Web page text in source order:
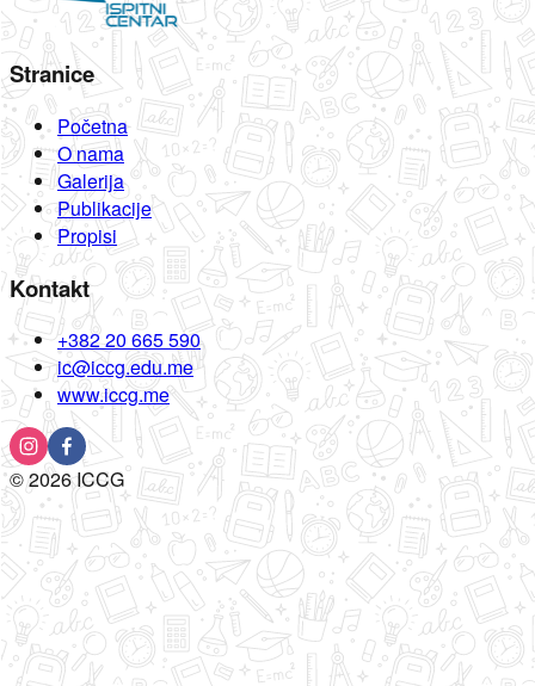
Stranice
Početna
O nama
Galerija
Publikacije
Propisi
Kontakt
+382 20 665 590
ic@iccg.edu.me
www.iccg.me
©2026ICCG